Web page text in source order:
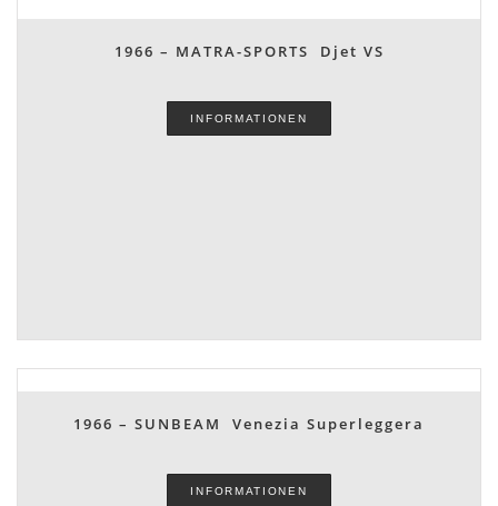
1966 – MATRA-SPORTS Djet VS
INFORMATIONEN
1966 – SUNBEAM Venezia Superleggera
INFORMATIONEN